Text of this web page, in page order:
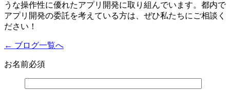
うな操作性に優れたアプリ開発に取り組んでいます。都内で
アプリ開発の委託を考えている方は、ぜひ私たちにご相談く
ださい！
← ブログ一覧へ
お名前必須